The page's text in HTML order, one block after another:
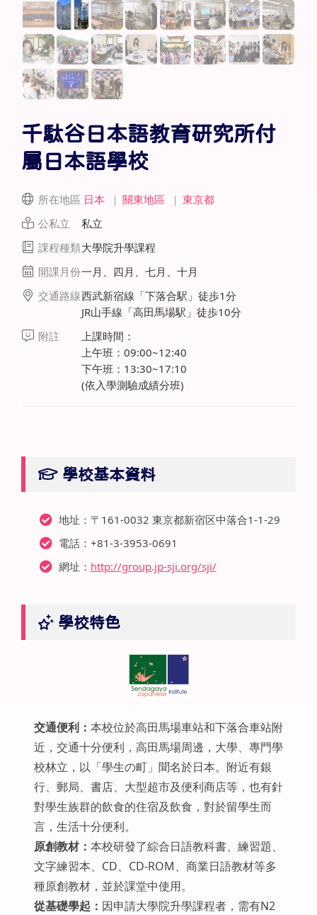
千駄谷日本語教育研究所付
屬日本語學校
所在地區 日本 ｜ 關東地區 ｜ 東京都
公私立
私立
課程種類大學院升學課程
開課月份一月、四月、七月、十月
交通路線西武新宿線「下落合駅」徒歩1分
JR山手線「高田馬場駅」徒歩10分
附註
上課時間：
上午班：09:00~12:40
下午班：13:30~17:10
(依入學測驗成績分班)
學校基本資料
地址：〒161-0032 東京都新宿区中落合1-1-29
電話：+81-3-3953-0691
網址： http://group.jp-sji.org/sji/
學校特色
交通便利： 本校位於高田馬場車站和下落合車站附
近，交通十分便利，高田馬場周邊，大學、專門學
校林立，以「學生の町」聞名於日本。附近有銀
行、郵局、書店、大型超市及便利商店等，也有針
對學生族群的飲食的住宿及飲食，對於留學生而
言，生活十分便利。
原創教材： 本校研發了綜合日語教科書、練習題、
文字練習本、CD、CD-ROM、商業日語教材等多
種原創教材，並於課堂中使用。
從基礎學起： 因申請大學院升學課程者，需有N2